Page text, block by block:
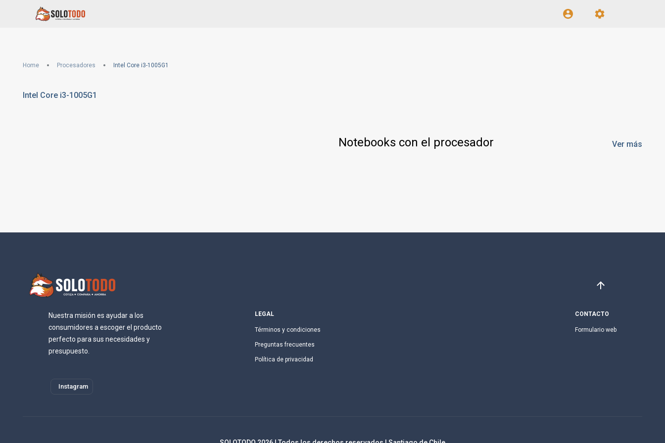
Home Procesadores Intel Core i3-1005G1
Intel Core i3-1005G1
Notebooks con el procesador Ver más
Nuestra misión es ayudar a los
consumidores a escoger el producto
perfecto para sus necesidades y
presupuesto.
Instagram
LEGAL
Términos y condiciones
Preguntas frecuentes
Política de privacidad
CONTACTO
Formulario web